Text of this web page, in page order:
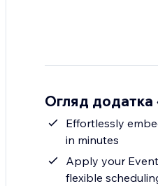
Огляд
Effortlessly
in minutes
Apply your
flexible